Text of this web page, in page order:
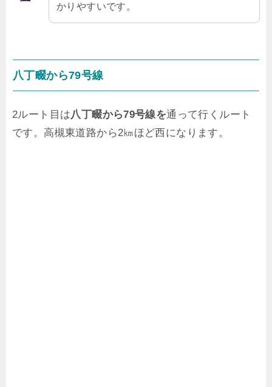
かりやすいです。
八丁畷から79号線
2ルート目は八丁畷から79号線を通って行くルート
です。高槻東道路から2㎞ほど西になります。